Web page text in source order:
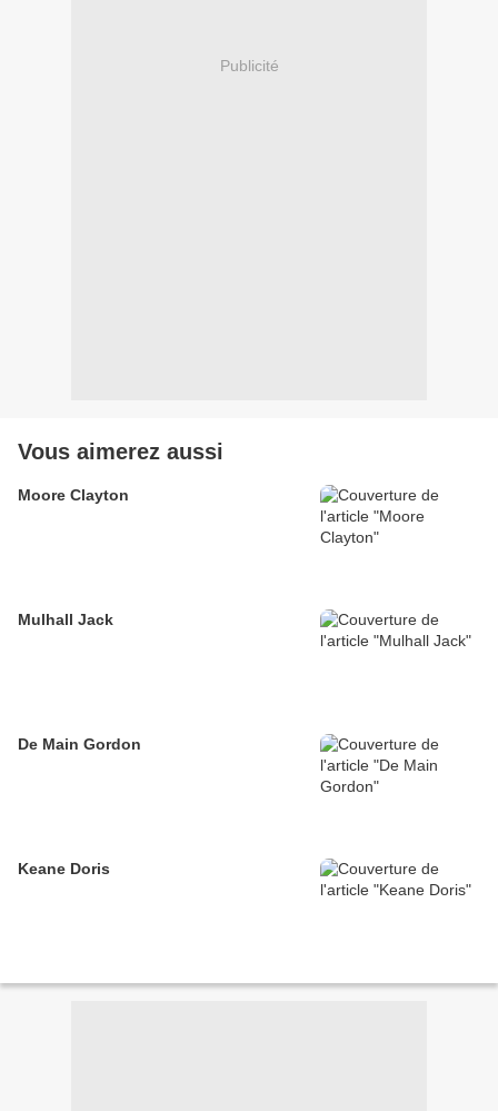
Publicité
Vous aimerez aussi
Moore Clayton
Mulhall Jack
De Main Gordon
Keane Doris